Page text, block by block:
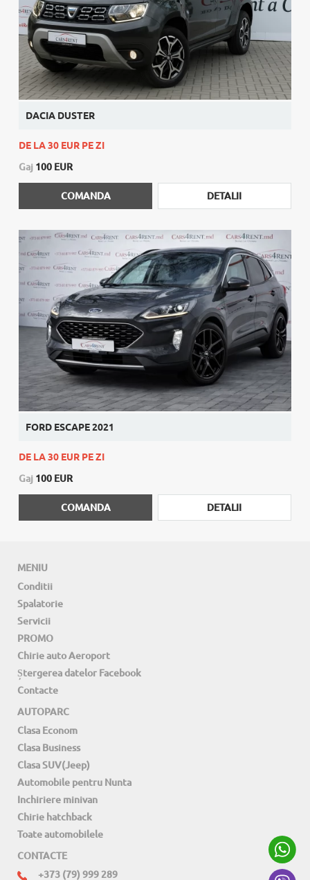
DACIA DUSTER
DE LA 30 EUR PE ZI
Gaj 100 EUR
COMANDA DETALII
FORD ESCAPE 2021
DE LA 30 EUR PE ZI
Gaj 100 EUR
COMANDA DETALII
MENIU
Conditii
Spalatorie
Servicii
PROMO
Chirie auto Aeroport
Ștergerea datelor Facebook
Contacte
AUTOPARC
Clasa Econom
Clasa Business
Clasa SUV(Jeep)
Automobile pentru Nunta
Inchiriere minivan
Chirie hatchback
Toate automobilele
CONTACTE
+373 (79) 999 289